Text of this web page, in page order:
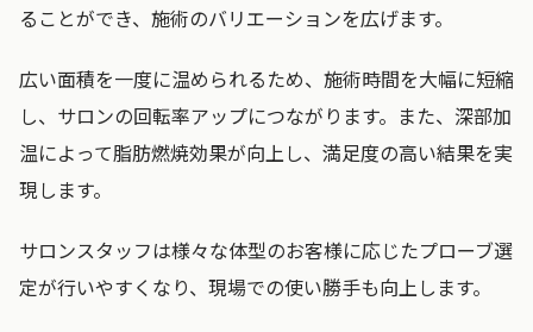
ることができ、施術のバリエーションを広げます。
広い面積を一度に温められるため、施術時間を大幅に短縮
し、サロンの回転率アップにつながります。また、深部加
温によって脂肪燃焼効果が向上し、満足度の高い結果を実
現します。
サロンスタッフは様々な体型のお客様に応じたプローブ選
定が行いやすくなり、現場での使い勝手も向上します。